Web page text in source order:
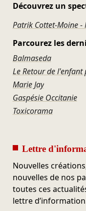
Découvrez un
Patrik Cottet-Moine -
Parcourez les
Balmaseda
Le Retour de l'enfant
Marie Jay
Gaspésie Occitanie
Toxicorama
Lettre
Nouvelles
nouvelles de nos
toutes ces
lettre